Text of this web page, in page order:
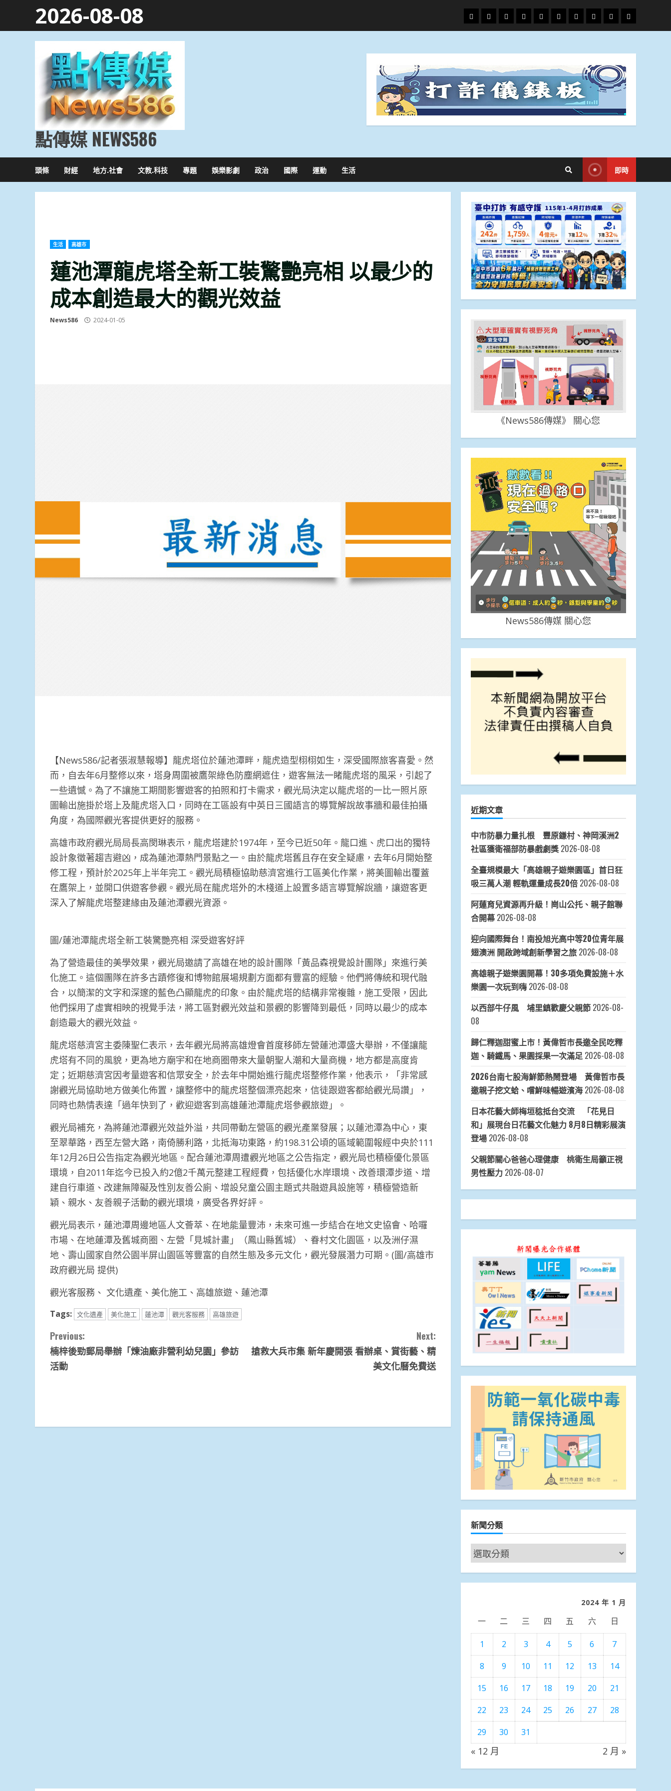
2026-08-08
頭
條
財
經
地
方.
文
教.
專
題
娛
樂
政
治
國
際
運
動
生
活
點傳媒 NEWS586
頭條 財經 地方.社會 文教.科技 專題 娛樂影劇 政治 國際 運動 生活 即時
生活 高雄市
蓮池潭龍虎塔全新工裝驚艷亮相 以最少的
成本創造最大的觀光效益
News586 2024-01-05
【News586/記者張淑慧報導】龍虎塔位於蓮池潭畔，龍虎造型栩栩如生，深受國際旅客喜愛。然
而，自去年6月整修以來，塔身周圍被鷹架綠色防塵網遮住，遊客無法一睹龍虎塔的風采，引起了
一些遺憾。為了不讓施工期間影響遊客的拍照和打卡需求，觀光局決定以龍虎塔的一比一照片原
圖輸出施掛於塔上及龍虎塔入口，同時在工區設有中英日三國語言的導覽解說故事牆和最佳拍攝
角度，為國際觀光客提供更好的服務。
高雄市政府觀光局局長高閔琳表示，龍虎塔建於1974年，至今已近50年。龍口進、虎口出的獨特
設計象徵著趨吉避凶，成為蓮池潭熱門景點之一。由於龍虎塔舊且存在安全疑慮，去年6月開始整
修工程，預計於2025年上半年完工。觀光局積極協助慈濟宮進行工區美化作業，將美圖輸出覆蓋
在鷹架上，並開口供遊客參觀。觀光局在龍虎塔外的木棧道上設置多語言導覽解說牆，讓遊客更
深入了解龍虎塔整建緣由及蓮池潭觀光資源。
圖/蓮池潭龍虎塔全新工裝驚艷亮相 深受遊客好評
為了營造最佳的美學效果，觀光局邀請了高雄在地的設計團隊「黃品森視覺設計團隊」來進行美
化施工。這個團隊在許多古蹟修復和博物館展場規劃方面都有豐富的經驗。他們將傳統和現代融
合，以簡潔的文字和深邃的藍色凸顯龍虎的印象。由於龍虎塔的結構非常複雜，施工受限，因此
他們採用了虛實相映的視覺手法，將工區對觀光效益和景觀的影響降到最低，同時以最少的成本
創造最大的觀光效益。
龍虎塔慈濟宮主委陳聖仁表示，去年觀光局將高雄燈會首度移師左營蓮池潭盛大舉辦，不僅讓龍
虎塔有不同的風貌，更為地方廟宇和在地商圈帶來大量朝聖人潮和大量商機，地方都是高度肯
定；近期慈濟宮因考量遊客和信眾安全，於去年中開始進行龍虎塔整修作業，他表示，「非常感
謝觀光局協助地方做美化佈置，讓整修中的龍虎塔整個漂亮起來，信徒跟遊客都給觀光局讚」，
同時也熱情表達「過年快到了，歡迎遊客到高雄蓮池潭龍虎塔參觀旅遊」。
觀光局補充，為將蓮池潭觀光效益外溢，共同帶動左營區的觀光產業發展；以蓮池潭為中心，東
至翠華路，西至左營大路，南倚勝利路，北抵海功東路，約198.31公頃的區域範圍報經中央於111
年12月26日公告指定為觀光地區。配合蓮池潭周遭觀光地區之公告指定，觀光局也積極優化景區
環境，自2011年迄今已投入約2億2千萬元整建工程經費，包括優化水岸環境、改善環潭步道、增
建自行車道、改建無障礙及性別友善公廁、增設兒童公園主題式共融遊具設施等，積極營造新
穎、親水、友善親子活動的觀光環境，廣受各界好評。
觀光局表示，蓮池潭周邊地區人文薈萃、在地能量豐沛，未來可進一步結合在地文史協會、哈囉
市場、在地蓮潭及舊城商圈、左營「見城計畫」（鳳山縣舊城）、眷村文化園區，以及洲仔濕
地、壽山國家自然公園半屏山園區等豐富的自然生態及多元文化，觀光發展潛力可期。(圖/高雄市
政府觀光局 提供)
觀光客服務、 文化遺產、美化施工、高雄旅遊、蓮池潭
Tags: 文化遺產 美化施工 蓮池潭 觀光客服務 高雄旅遊
Continue
Reading
Previous:
楠梓後勁郵局舉辦「煉油廠非營利幼兒園」參訪
活動
Next:
搶救大兵市集 新年慶開張 看辦桌、賞街藝、精
美文化曆免費送
《News586傳媒》 關心您
News586傳媒 關心您
近期文章
中市防暴力量扎根 豐原鎌村、神岡溪洲2
社區獲衛福部防暴戲劇獎 2026-08-08
全臺規模最大「高雄親子遊樂園區」首日狂
吸三萬人潮 輕軌運量成長20倍 2026-08-08
阿蓮育兒資源再升級！崗山公托、親子館聯
合開幕 2026-08-08
迎向國際舞台！南投旭光高中等20位青年展
翅澳洲 開啟跨域創新學習之旅 2026-08-08
高雄親子遊樂園開幕！30多項免費設施＋水
樂園一次玩到嗨 2026-08-08
以西部牛仔風 埔里鎮歡慶父親節 2026-08-
08
歸仁釋迦甜蜜上市！黃偉哲市長邀全民吃釋
迦、騎鐵馬、果園採果一次滿足 2026-08-08
2026台南七股海鮮節熱鬧登場 黃偉哲市長
邀親子挖文蛤、嚐鮮味暢遊濱海 2026-08-08
日本花藝大師梅垣稔抵台交流 「花見日
和」展現台日花藝文化魅力 8月8日精彩展演
登場 2026-08-08
父親節關心爸爸心理健康 桃衛生局籲正視
男性壓力 2026-08-07
新聞分類
新
聞
分
2024 年 1 月
一 二 三 四 五 六 日
1 2 3 4 5 6
7
8
9 10 11 12 13
14
15
16 17 18 19 20
21
22
23 24 25 26 27
28
29
30 31
« 12 月 2 月 »